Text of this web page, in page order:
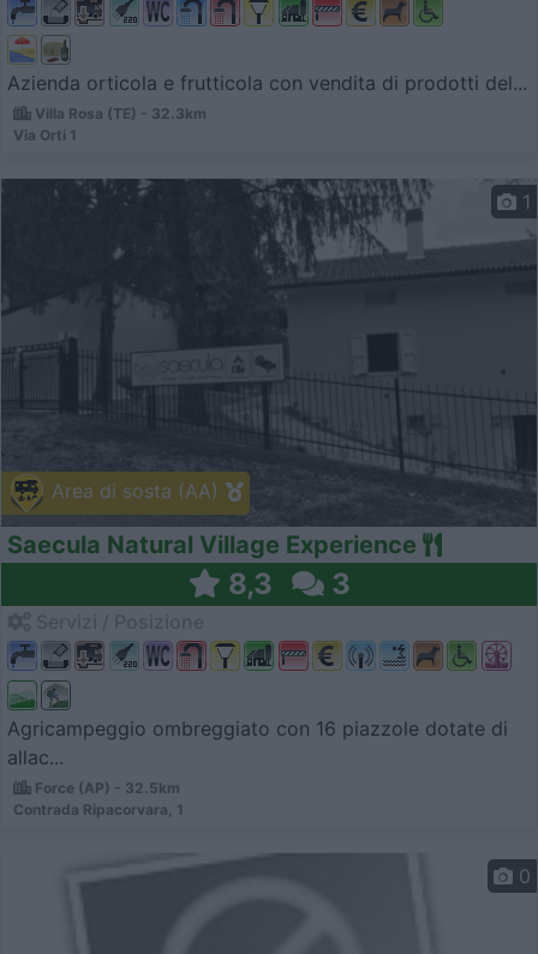
Azienda orticola e frutticola con vendita di prodotti del...
Villa Rosa (TE) - 32.3km
Via Orti 1
Area di sosta (AA)
1
Saecula Natural Village Experience
8,3 3
Agricampeggio ombreggiato con 16 piazzole dotate di
allac...
Force (AP) - 32.5km
Contrada Ripacorvara, 1
0